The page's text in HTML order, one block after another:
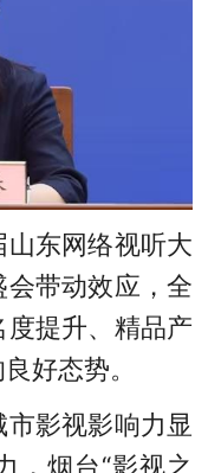
东网络视听大
带动效应，全
提升、精品产
好态势。
影视影响力显
，烟台“影视之